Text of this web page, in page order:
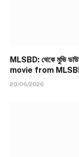
MLSBD: থেকে মুভি
movie from
20/06/2026